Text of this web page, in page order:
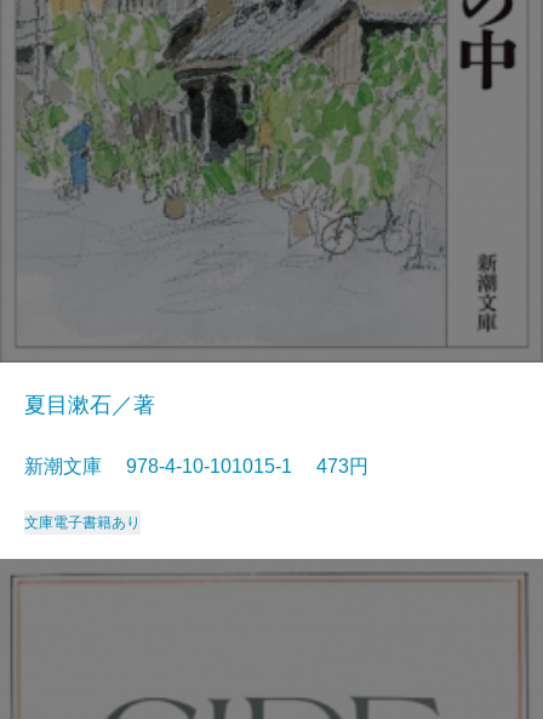
夏目漱石／著
新潮文庫 978-4-10-101015-1 473円
文庫電子書籍あり